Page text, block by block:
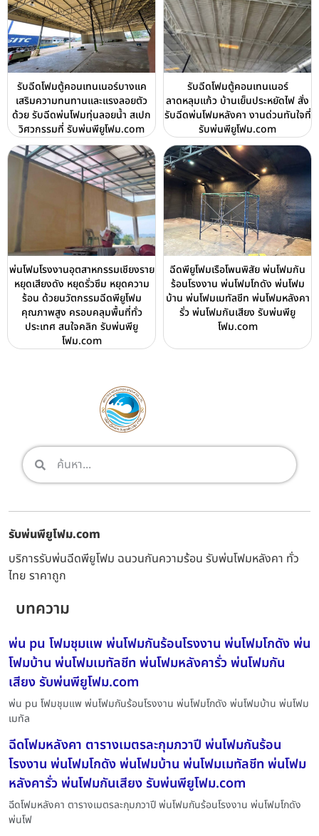
รับฉีดโฟมตู้คอนเทนเนอร์บางแค
เสริมความทนทานและแรงลอยตัว
ด้วย รับฉีดพ่นโฟมทุ่นลอยน้ำ สเปก
วิศวกรรมที่ รับพ่นพียูโฟม.com
รับฉีดโฟมตู้คอนเทนเนอร์
ลาดหลุมแก้ว บ้านเย็นประหยัดไฟ สั่ง
รับฉีดพ่นโฟมหลังคา งานด่วนทันใจที่
รับพ่นพียูโฟม.com
พ่นโฟมโรงงานอุตสาหกรรมเชียงราย
หยุดเสียงดัง หยุดรั่วซึม หยุดความ
ร้อน ด้วยนวัตกรรมฉีดพียูโฟม
คุณภาพสูง ครอบคลุมพื้นที่ทั่ว
ประเทศ สนใจคลิก รับพ่นพียู
โฟม.com
ฉีดพียูโฟมเรือโพนพิสัย พ่นโฟมกัน
ร้อนโรงงาน พ่นโฟมโกดัง พ่นโฟม
บ้าน พ่นโฟมเมทัลชีท พ่นโฟมหลังคา
รั่ว พ่นโฟมกันเสียง รับพ่นพียู
โฟม.com
รับพ่นพียูโฟม.com
บริการรับพ่นฉีดพียูโฟม ฉนวนกันความร้อน รับพ่นโฟมหลังคา ทั่ว
ไทย ราคาถูก
บทความ
พ่น pu โฟมชุมแพ พ่นโฟมกันร้อนโรงงาน พ่นโฟมโกดัง พ่น
โฟมบ้าน พ่นโฟมเมทัลชีท พ่นโฟมหลังคารั่ว พ่นโฟมกัน
เสียง รับพ่นพียูโฟม.com
พ่น pu โฟมชุมแพ พ่นโฟมกันร้อนโรงงาน พ่นโฟมโกดัง พ่นโฟมบ้าน พ่นโฟม
เมทัล
ฉีดโฟมหลังคา ตารางเมตรละกุมภวาปี พ่นโฟมกันร้อน
โรงงาน พ่นโฟมโกดัง พ่นโฟมบ้าน พ่นโฟมเมทัลชีท พ่นโฟม
หลังคารั่ว พ่นโฟมกันเสียง รับพ่นพียูโฟม.com
ฉีดโฟมหลังคา ตารางเมตรละกุมภวาปี พ่นโฟมกันร้อนโรงงาน พ่นโฟมโกดัง
พ่นโฟ